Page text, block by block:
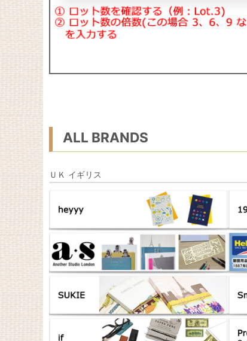
ALL BRANDS
ＵＫ イギリス